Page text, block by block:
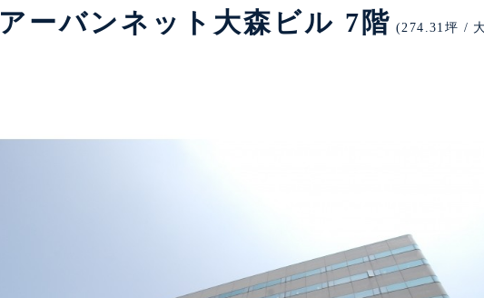
アーバンネット大森ビル 7階 (274.31坪 /